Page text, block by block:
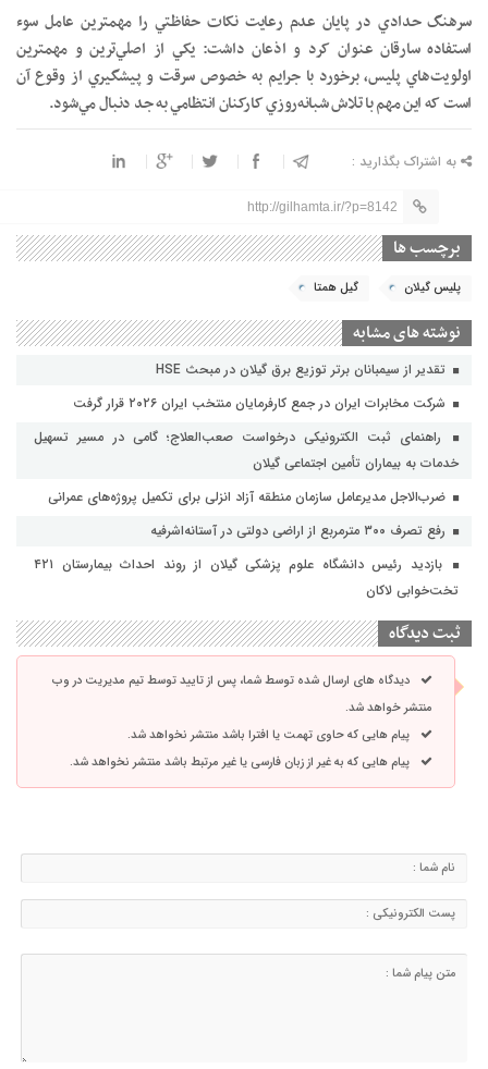
سرهنگ حدادي در پايان عدم رعايت نکات حفاظتي را مهمترين عامل سوء
استفاده سارقان عنوان کرد و اذعان داشت: يکي از اصلي‌ترين و مهمترين
اولويت‌هاي پليس، برخورد با جرايم به خصوص سرقت و پيشگيري از وقوع آن
است که اين مهم با تلاش شبانه‌روزي کارکنان انتظامي به جد دنبال مي‌شود.
به اشتراک بگذارید :
http://gilhamta.ir/?p=8142
برچسب ها
پلیس گیلان گیل همتا
نوشته های مشابه
تقدیر از سیمبانان برتر توزیع برق گیلان در مبحث HSE
شرکت مخابرات ایران در جمع کارفرمایان منتخب ایران ۲۰۲۶ قرار گرفت
راهنمای ثبت الکترونیکی درخواست صعب‌العلاج؛ گامی در مسیر تسهیل
خدمات به بیماران تأمین اجتماعی گیلان
ضرب‌الاجل مدیرعامل سازمان منطقه آزاد انزلی برای تکمیل پروژه‌های عمرانی
رفع تصرف ۳۰۰ مترمربع از اراضی دولتی در آستانه‌اشرفیه
بازدید رئیس دانشگاه علوم پزشکی گیلان از روند احداث بیمارستان ۴۲۱
تخت‌خوابی لاکان
ثبت دیدگاه
دیدگاه های ارسال شده توسط شما، پس از تایید توسط تیم مدیریت در وب
منتشر خواهد شد.
پیام هایی که حاوی تهمت یا افترا باشد منتشر نخواهد شد.
پیام هایی که به غیر از زبان فارسی یا غیر مرتبط باشد منتشر نخواهد شد.